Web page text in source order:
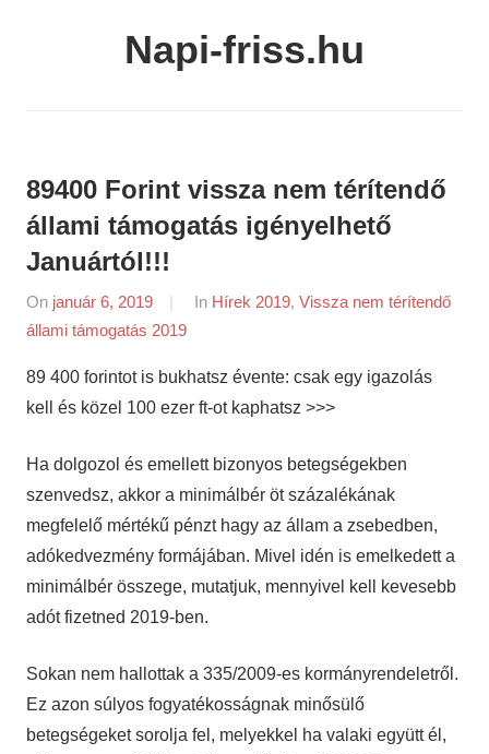
Napi-friss.hu
89400 Forint vissza nem térítendő
állami támogatás igényelhető
Januártól!!!
On január 6, 2019
By
In Hírek 2019, Vissza nem térítendő
állami támogatás 2019
89 400 forintot is bukhatsz évente: csak egy igazolás
kell és közel 100 ezer ft-ot kaphatsz >>>
Ha dolgozol és emellett bizonyos betegségekben
szenvedsz, akkor a minimálbér öt százalékának
megfelelő mértékű pénzt hagy az állam a zsebedben,
adókedvezmény formájában. Mivel idén is emelkedett a
minimálbér összege, mutatjuk, mennyivel kell kevesebb
adót fizetned 2019-ben.
Sokan nem hallottak a 335/2009-es kormányrendeletről.
Ez azon súlyos fogyatékosságnak minősülő
betegségeket sorolja fel, melyekkel ha valaki együtt él,